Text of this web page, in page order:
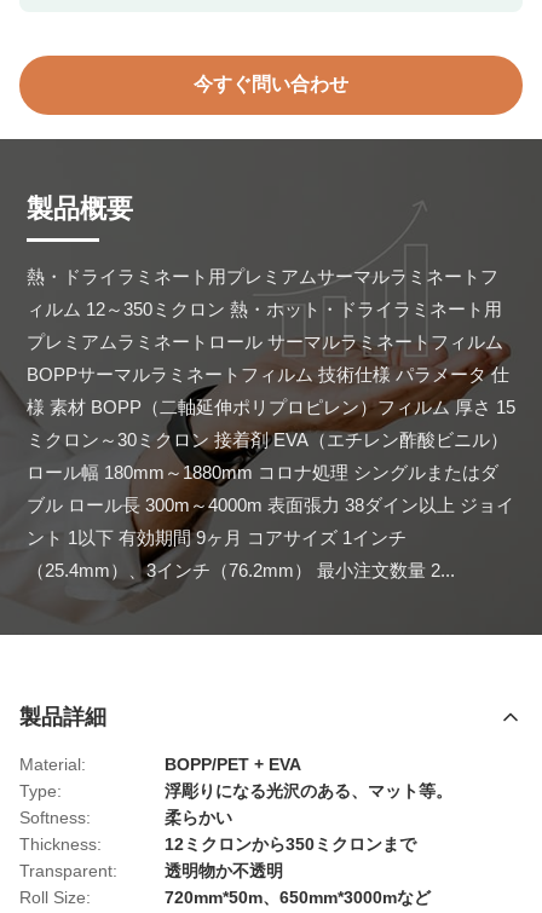
今すぐ問い合わせ
製品概要
熱・ドライラミネート用プレミアムサーマルラミネートフ
ィルム 12～350ミクロン 熱・ホット・ドライラミネート用
プレミアムラミネートロール サーマルラミネートフィルム
BOPPサーマルラミネートフィルム 技術仕様 パラメータ 仕
様 素材 BOPP（二軸延伸ポリプロピレン）フィルム 厚さ 15
ミクロン～30ミクロン 接着剤 EVA（エチレン酢酸ビニル）
ロール幅 180mm～1880mm コロナ処理 シングルまたはダ
ブル ロール長 300m～4000m 表面張力 38ダイン以上 ジョイ
ント 1以下 有効期間 9ヶ月 コアサイズ 1インチ
（25.4mm）、3インチ（76.2mm） 最小注文数量 2...
製品詳細
Material:
BOPP/PET + EVA
Type:
浮彫りになる光沢のある、マット等。
Softness:
柔らかい
Thickness:
12ミクロンから350ミクロンまで
Transparent:
透明物か不透明
Roll Size:
720mm*50m、650mm*3000mなど